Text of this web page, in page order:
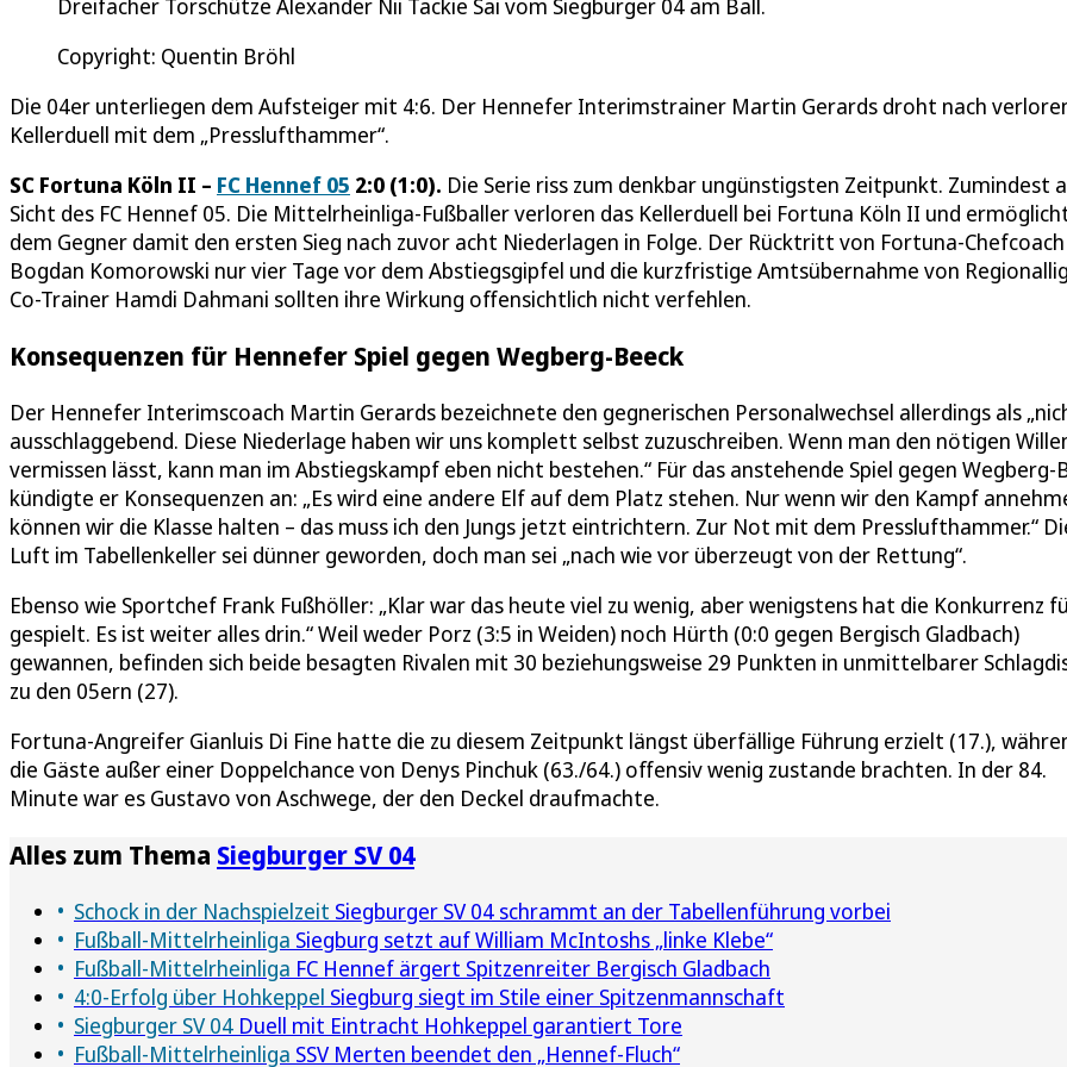
Dreifacher Torschütze Alexander Nii Tackie Sai vom Siegburger 04 am Ball.
Copyright: Quentin Bröhl
Die 04er unterliegen dem Aufsteiger mit 4:6. Der Hennefer Interimstrainer Martin Gerards droht nach
Kellerduell mit dem „Presslufthammer“.
SC Fortuna Köln II – FC Hennef 05 2:0 (1:0). Die Serie riss zum denkbar ungünstigsten Zeitpunkt. Zumindest
Sicht des FC Hennef 05. Die Mittelrheinliga-Fußballer verloren das Kellerduell bei Fortuna Köln II und
dem Gegner damit den ersten Sieg nach zuvor acht Niederlagen in Folge. Der Rücktritt von Fortuna-Chefcoach
Bogdan Komorowski nur vier Tage vor dem Abstiegsgipfel und die kurzfristige Amtsübernahme von
Co-Trainer Hamdi Dahmani sollten ihre Wirkung offensichtlich nicht verfehlen.
Konsequenzen für Hennefer Spiel gegen Wegberg-Beeck
Der Hennefer Interimscoach Martin Gerards bezeichnete den gegnerischen Personalwechsel allerdings als
ausschlaggebend. Diese Niederlage haben wir uns komplett selbst zuzuschreiben. Wenn man den nötigen
vermissen lässt, kann man im Abstiegskampf eben nicht bestehen.“ Für das anstehende Spiel gegen Wegberg-
kündigte er Konsequenzen an: „Es wird eine andere Elf auf dem Platz stehen. Nur wenn wir den Kampf
können wir die Klasse halten – das muss ich den Jungs jetzt eintrichtern. Zur Not mit dem Presslufthammer.“
Luft im Tabellenkeller sei dünner geworden, doch man sei „nach wie vor überzeugt von der Rettung“.
Ebenso wie Sportchef Frank Fußhöller: „Klar war das heute viel zu wenig, aber wenigstens hat die Konkurrenz
gespielt. Es ist weiter alles drin.“ Weil weder Porz (3:5 in Weiden) noch Hürth (0:0 gegen Bergisch Gladbach)
gewannen, befinden sich beide besagten Rivalen mit 30 beziehungsweise 29 Punkten in unmittelbarer
zu den 05ern (27).
Fortuna-Angreifer Gianluis Di Fine hatte die zu diesem Zeitpunkt längst überfällige Führung erzielt (17.),
die Gäste außer einer Doppelchance von Denys Pinchuk (63./64.) offensiv wenig zustande brachten. In der 84.
Minute war es Gustavo von Aschwege, der den Deckel draufmachte.
Alles zum Thema Siegburger SV 04
Schock in der Nachspielzeit Siegburger SV 04 schrammt an der Tabellenführung vorbei
Fußball-Mittelrheinliga Siegburg setzt auf William McIntoshs „linke Klebe“
Fußball-Mittelrheinliga FC Hennef ärgert Spitzenreiter Bergisch Gladbach
4:0-Erfolg über Hohkeppel Siegburg siegt im Stile einer Spitzenmannschaft
Siegburger SV 04 Duell mit Eintracht Hohkeppel garantiert Tore
Fußball-Mittelrheinliga SSV Merten beendet den „Hennef-Fluch“